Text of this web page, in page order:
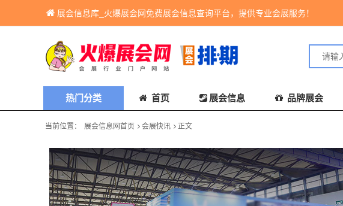
展会信息库_火爆展会网免费展会信息查询平台，提供专业会展服务！
热门分类 首页 展会信息 品牌展会
当前位置： 展会信息网首页 会展快讯 正文